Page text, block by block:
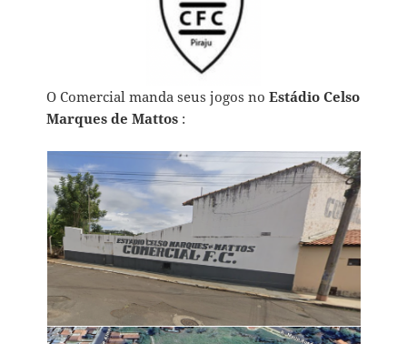
O Comercial manda seus jogos noEstádio Celso
Marques de Mattos :